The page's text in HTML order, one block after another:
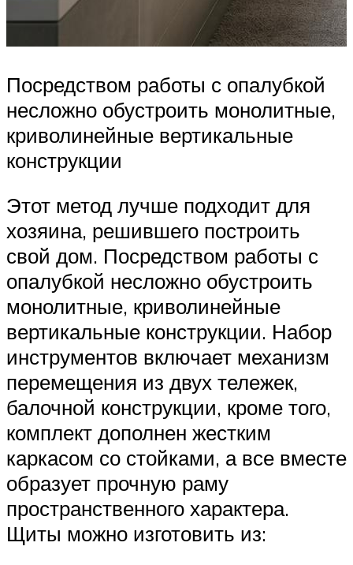
Посредством работы с опалубкой
несложно обустроить монолитные,
криволинейные вертикальные
конструкции
Этот метод лучше подходит для
хозяина, решившего построить
свой дом. Посредством работы с
опалубкой несложно обустроить
монолитные, криволинейные
вертикальные конструкции. Набор
инструментов включает механизм
перемещения из двух тележек,
балочной конструкции, кроме того,
комплект дополнен жестким
каркасом со стойками, а все вместе
образует прочную раму
пространственного характера.
Щиты можно изготовить из: